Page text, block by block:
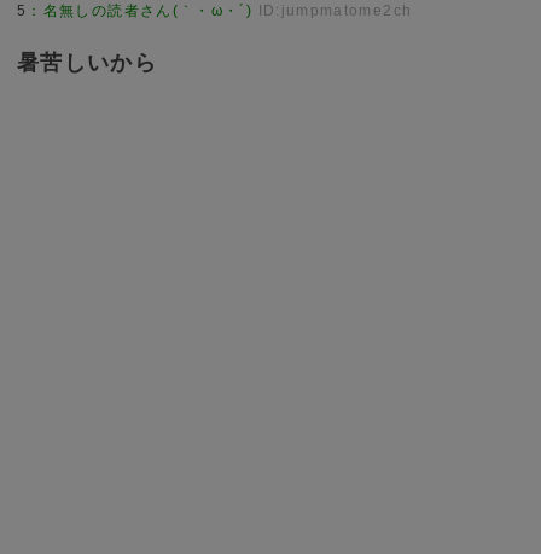
5 ： 名無しの読者さん(｀・ω・´) ID:jumpmatome2ch
暑苦しいから